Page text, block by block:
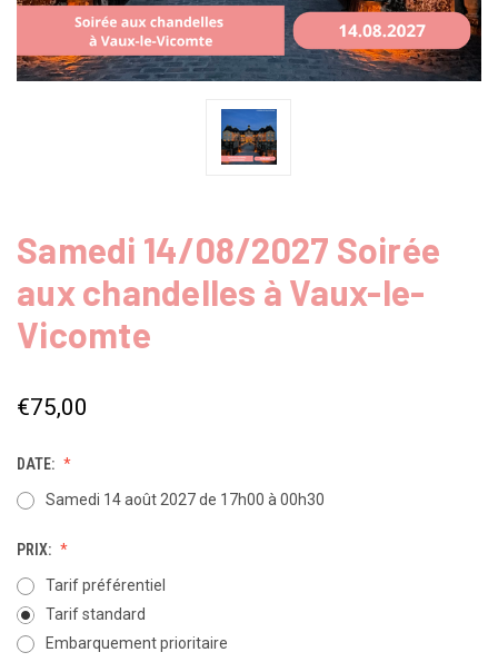
Samedi 14/08/2027 Soirée
aux chandelles à Vaux-le-
Vicomte
€75,00
DATE:
Samedi 14 août 2027 de 17h00 à 00h30
PRIX:
Tarif préférentiel
Tarif standard
Embarquement prioritaire